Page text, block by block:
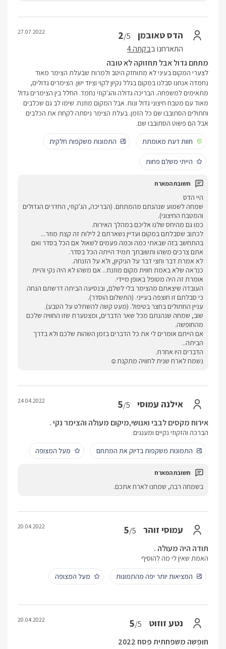
הדס טאובמן 2/5
התארחנו בבקתה 4
27.07.2022
מתחם גדול אבל תחזוקה לא טובה
לצערי המקום בעיני לא מתוחזק היטב ולמרות שבעלת הצימר מאוד
נחמדה אנחנו סבלנו במקום בגלל נקיון לקוי וציוד ישן. הצימרים גדולים,
מתאימים למשפחה. הבריכה גדולה והג'קוזי נחמד. החלל בין הצימרים גדול
מאוד עם מטבח חיצוני גדול ונוח. אבל המקום מוזנח. שימו לב גם שכלבים
וחתולים הסתובבו שם כל הזמן. בעלת הצימר ניסתה לקחת את הכלבים
אבל הם פשוט הסתובבו שם.
חוות דעת מאומתת
התמונות משקפות חלקית
הייתי משלם פחות
היי הדס
שמחה לשמוע שנהנתם מהמתחם. (הבריכה, הג'קוזי, החדרים הגדולים
והמטבח החיצוני).
כמו גם מהיחס שלנו אליכם במהלך האירוח.
לכתוב שסבלתם במקום ועדיין נשארתם 2 לילות זה קצת מוזר...
בהתחשב בזה שבאתי כמה וכמה פעמים לשאול אם הכל בסדר ואם
אתם צרכים משהו ותשובתך תמיד הייתה הכל בסדר.
לא אמרת דבר וחצי דבר על הניקיון, ולא על הזנחה.
כנראה שלא באמת חווית מקום מוזנח... אם משהו לא היה נקי והיית
אומרת זה היה מטופל באופן מיידי.
העובדה שיצאתם מהצימר בלי לשלם, ובנסיעה הביתה דרשתם הנחה
כי סבלתם זו חוצפה בעייני. (התשלום הוסדר).
עניין החתולים בחצר בטיפול. (מעט קשה להשתלט על הטבע).
שוב, שמחה שנהנתם מכל שאר הדברים, ומצטערת שזו החוויה שלכם
מהחופשה.
אם הייתם אומרים לי את כל הדברים בזמן השהות שלכם ולא בדרך
הביתה..
הדברים היו אחרת.
נשמח לארח שנית לחוויה מתקנת☺
אילנה עמוסי 5/5
24.04.2022
אירוח מקסים לבבי ואנושי,מיקום מעולה והצימר נקי .
הברכה והזקוזי נקיים ומענגים
התמונות משקפות בדיוק את המתחם
מעל המצופה
בשמחה רבה, שמחנו לארח אתכם.
עמוסי זוהר 5/5
20.04.2022
תודה היה מעולה .
האמת שאין לי מה להוסיף
המציאות יותר יפה מהתמונות
מעל המצופה
נטע זוזוט 5/5
20.04.2022
חופשה משפחתית פסח 2022